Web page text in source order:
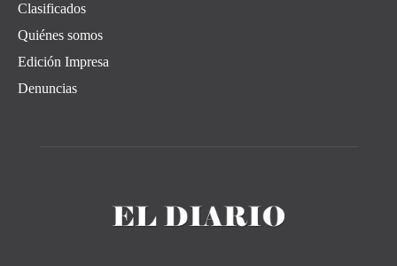
Clasificados
Quiénes somos
Edición Impresa
Denuncias